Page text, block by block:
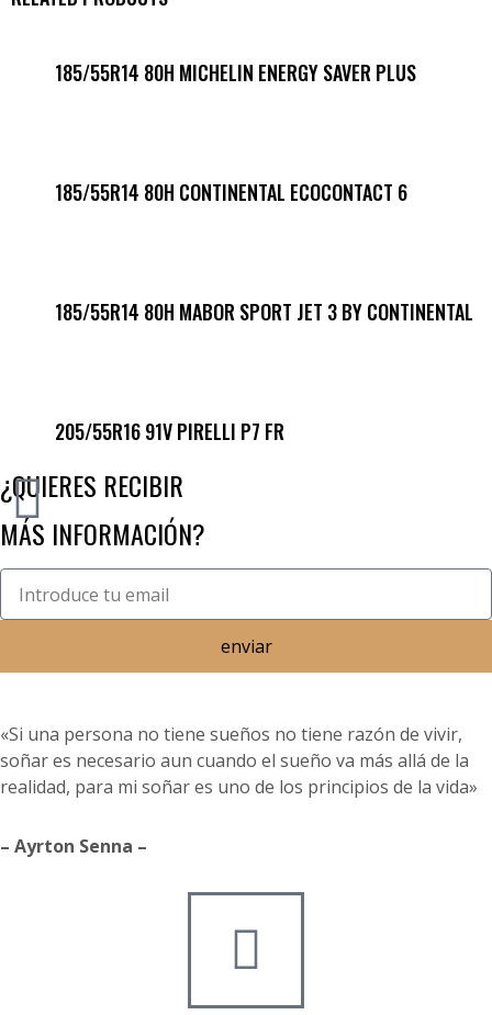
185/55R14 80H MICHELIN ENERGY SAVER PLUS
185/55R14 80H CONTINENTAL ECOCONTACT 6
185/55R14 80H MABOR SPORT JET 3 BY CONTINENTAL
205/55R16 91V PIRELLI P7 FR
¿QUIERES RECIBIR
MÁS INFORMACIÓN?
enviar
«Si una persona no tiene sueños no tiene razón de vivir,
soñar es necesario aun cuando el sueño va más allá de la
realidad, para mi soñar es uno de los principios de la vida»
– Ayrton Senna –